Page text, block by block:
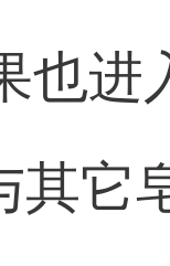
也进
其它